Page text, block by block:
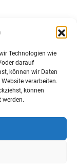
Technologien wie
oder darauf
können wir Daten
verarbeiten.
können